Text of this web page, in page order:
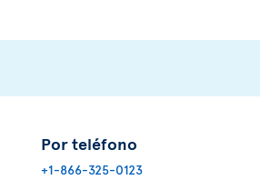
Por teléfono
+1-866-325-0123